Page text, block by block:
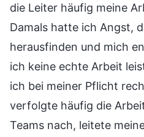
die Leiter häufig meine
Damals hatte ich Angst,
herausfinden und mich
ich keine echte Arbeit
ich bei meiner Pflicht
verfolgte häufig die
Teams nach, leitete